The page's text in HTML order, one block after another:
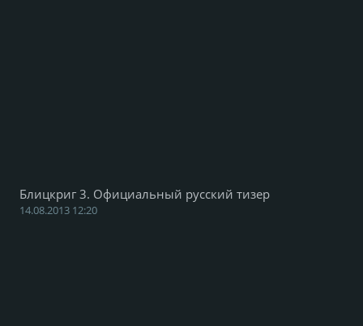
Блицкриг 3. Официальный русский тизер
14.08.2013 12:20